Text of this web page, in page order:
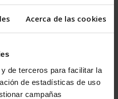
Acerca de las cookies
de terceros para facilitar la
de estadísticas de uso
campañas